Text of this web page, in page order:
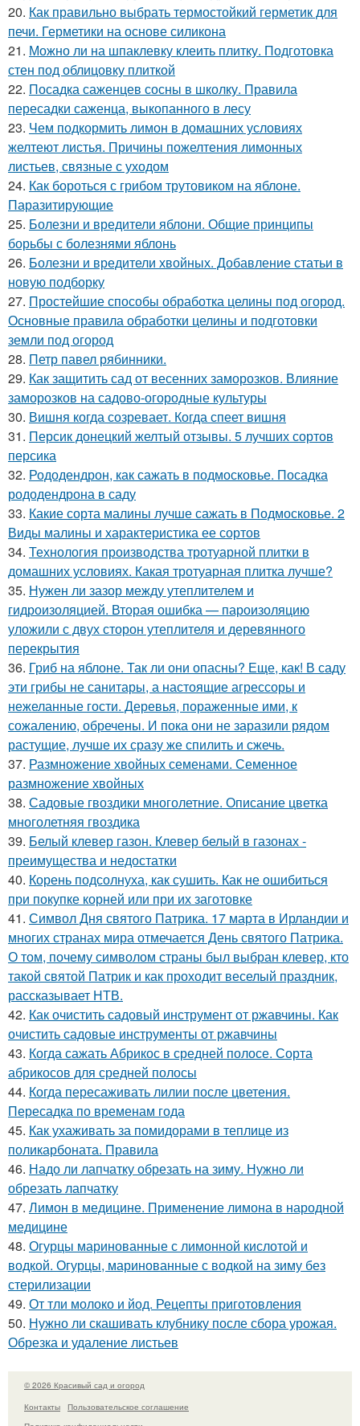
20. Как правильно выбрать термостойкий герметик для
печи. Герметики на основе силикона
21. Можно ли на шпаклевку клеить плитку. Подготовка
стен под облицовку плиткой
22. Посадка саженцев сосны в школку. Правила
пересадки саженца, выкопанного в лесу
23. Чем подкормить лимон в домашних условиях
желтеют листья. Причины пожелтения лимонных
листьев, связные с уходом
24. Как бороться с грибом трутовиком на яблоне.
Паразитирующие
25. Болезни и вредители яблони. Общие принципы
борьбы с болезнями яблонь
26. Болезни и вредители хвойных. Добавление статьи в
новую подборку
27. Простейшие способы обработка целины под огород.
Основные правила обработки целины и подготовки
земли под огород
28. Петр павел рябинники.
29. Как защитить сад от весенних заморозков. Влияние
заморозков на садово-огородные культуры
30. Вишня когда созревает. Когда спеет вишня
31. Персик донецкий желтый отзывы. 5 лучших сортов
персика
32. Рододендрон, как сажать в подмосковье. Посадка
рододендрона в саду
33. Какие сорта малины лучше сажать в Подмосковье. 2
Виды малины и характеристика ее сортов
34. Технология производства тротуарной плитки в
домашних условиях. Какая тротуарная плитка лучше?
35. Нужен ли зазор между утеплителем и
гидроизоляцией. Вторая ошибка — пароизоляцию
уложили с двух сторон утеплителя и деревянного
перекрытия
36. Гриб на яблоне. Так ли они опасны? Еще, как! В саду
эти грибы не санитары, а настоящие агрессоры и
нежеланные гости. Деревья, пораженные ими, к
сожалению, обречены. И пока они не заразили рядом
растущие, лучше их сразу же спилить и сжечь.
37. Размножение хвойных семенами. Семенное
размножение хвойных
38. Садовые гвоздики многолетние. Описание цветка
многолетняя гвоздика
39. Белый клевер газон. Клевер белый в газонах -
преимущества и недостатки
40. Корень подсолнуха, как сушить. Как не ошибиться
при покупке корней или при их заготовке
41. Символ Дня святого Патрика. 17 марта в Ирландии и
многих странах мира отмечается День святого Патрика.
О том, почему символом страны был выбран клевер, кто
такой святой Патрик и как проходит веселый праздник,
рассказывает НТВ.
42. Как очистить садовый инструмент от ржавчины. Как
очистить садовые инструменты от ржавчины
43. Когда сажать Абрикос в средней полосе. Сорта
абрикосов для средней полосы
44. Когда пересаживать лилии после цветения.
Пересадка по временам года
45. Как ухаживать за помидорами в теплице из
поликарбоната. Правила
46. Надо ли лапчатку обрезать на зиму. Нужно ли
обрезать лапчатку
47. Лимон в медицине. Применение лимона в народной
медицине
48. Огурцы маринованные с лимонной кислотой и
водкой. Огурцы, маринованные с водкой на зиму без
стерилизации
49. От тли молоко и йод. Рецепты приготовления
50. Нужно ли скашивать клубнику после сбора урожая.
Обрезка и удаление листьев
© 2026 Красивый сад и огород
Контакты
Пользовательское соглашение